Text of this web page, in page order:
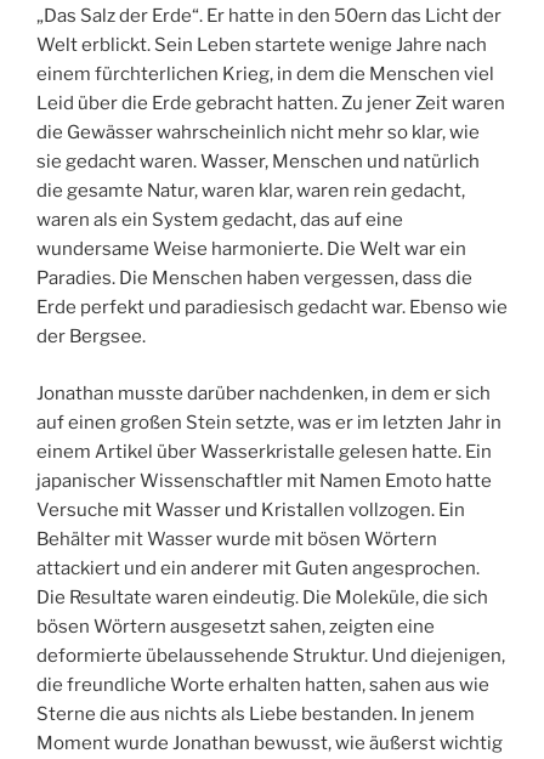
„Das Salz der Erde“. Er hatte in den 50ern das Licht der
Welt erblickt. Sein Leben startete wenige Jahre nach
einem fürchterlichen Krieg, in dem die Menschen viel
Leid über die Erde gebracht hatten. Zu jener Zeit waren
die Gewässer wahrscheinlich nicht mehr so klar, wie
sie gedacht waren. Wasser, Menschen und natürlich
die gesamte Natur, waren klar, waren rein gedacht,
waren als ein System gedacht, das auf eine
wundersame Weise harmonierte. Die Welt war ein
Paradies. Die Menschen haben vergessen, dass die
Erde perfekt und paradiesisch gedacht war. Ebenso wie
der Bergsee.
Jonathan musste darüber nachdenken, in dem er sich
auf einen großen Stein setzte, was er im letzten Jahr in
einem Artikel über Wasserkristalle gelesen hatte. Ein
japanischer Wissenschaftler mit Namen Emoto hatte
Versuche mit Wasser und Kristallen vollzogen. Ein
Behälter mit Wasser wurde mit bösen Wörtern
attackiert und ein anderer mit Guten angesprochen.
Die Resultate waren eindeutig. Die Moleküle, die sich
bösen Wörtern ausgesetzt sahen, zeigten eine
deformierte übelaussehende Struktur. Und diejenigen,
die freundliche Worte erhalten hatten, sahen aus wie
Sterne die aus nichts als Liebe bestanden. In jenem
Moment wurde Jonathan bewusst, wie äußerst wichtig